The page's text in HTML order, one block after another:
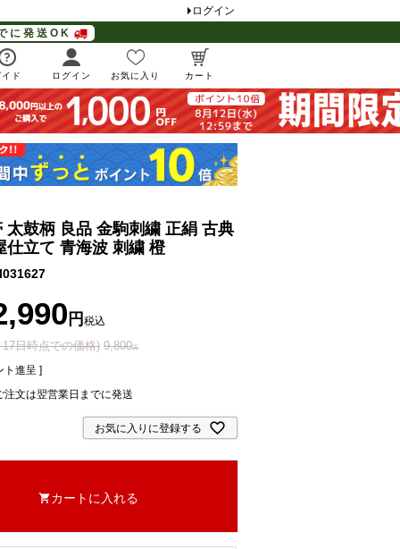
ログイン
に発送OK
ド ログイン お気に入り カート
太鼓柄 良品 金駒刺繍 正絹 古典
仕立て 青海波 刺繍 橙
日時点での価格) 9,800
税込
ト進呈 ]
注文は翌営業日までに発送
お気に入りに登録する
カートに入れる